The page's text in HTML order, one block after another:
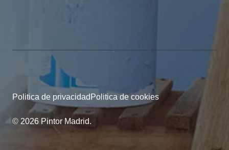
© 2026 Pintor Madrid.
Politica de privacidad Politica de cookies